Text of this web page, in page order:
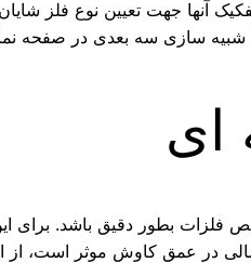
آنها جهت تعیین نوع فلز
شبیه سازی سه بعدی در صفحه
ای
فلزات بطور دقیق باشد. برای
در عمق کاوش موثر است، از